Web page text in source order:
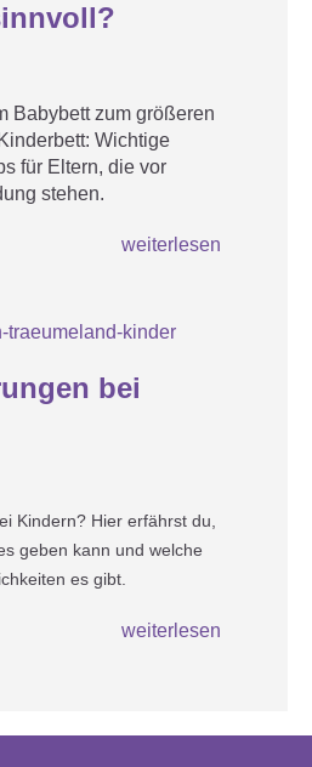
Babybett zum größeren
Wichtige
für Eltern, die vor
stehen.
weiterlesen
bei
Kindern? Hier erfährst du,
geben kann und welche
es gibt.
weiterlesen